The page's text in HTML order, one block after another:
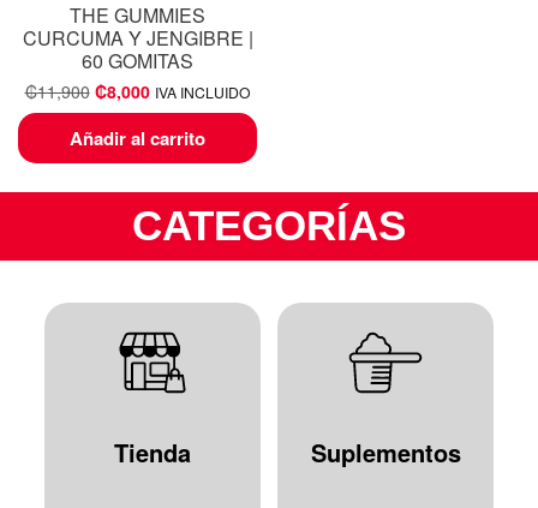
THE GUMMIES
CURCUMA Y JENGIBRE |
60 GOMITAS
₡11,900 ₡8,000 IVA INCLUIDO
Añadir al carrito
CATEGORÍAS
Tienda Suplementos